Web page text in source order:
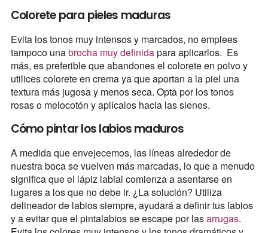
Colorete para pieles maduras
Evita los tonos muy intensos y marcados, no emplees
tampoco unabrocha muy definidapara aplicarlos. Es
más, es preferible que abandones el colorete en polvo y
utilices colorete en crema ya que aportan a la piel una
textura más jugosa y menos seca. Opta por los tonos
rosas o melocotón y aplícalos hacia las sienes.
Cómo pintar los labios maduros
A medida que envejecemos, las líneas alrededor de
nuestra boca se vuelven más marcadas, lo que a menudo
significa que el lápiz labial comienza a asentarse en
lugares a los que no debe ir. ¿La solución? Utiliza
delineador de labios siempre, ayudará a definir tus labios
y a evitar que el pintalabios se escape por lasarrugas.